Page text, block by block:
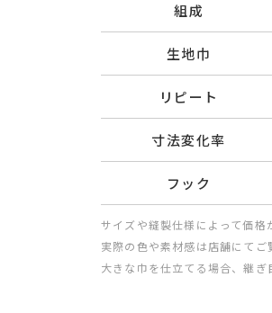
組成
生地巾
リピート
寸法変化率
フック
サイズや縫製仕様によって価格
実際の色や素材感は店舗にてご
大きな巾を仕立てる場合、継ぎ